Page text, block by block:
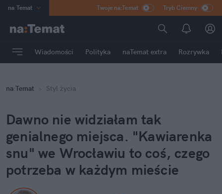
na:Temat
Poland
mama
Rozrywka
Twoje na:Temat Tryb Ciemny
Wiadomości Polityka naTemat extra Rozrywka
na:Temat Styl życia
Dawno nie widziałam tak
genialnego miejsca. "Kawiarenka
snu" we Wrocławiu to coś, czego
potrzeba w każdym mieście